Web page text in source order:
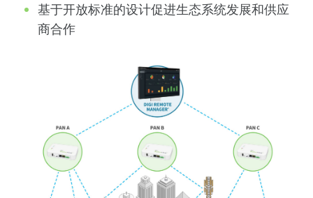
基于开放标准的设计促进生态系统发展和供应
商合作